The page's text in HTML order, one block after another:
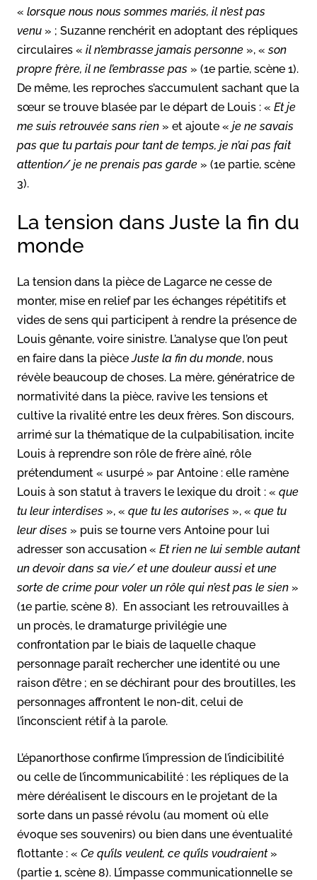
« lorsque nous nous sommes mariés, il n’est pas
venu » ; Suzanne renchérit en adoptant des répliques
circulaires « il n’embrasse jamais personne », «son
propre frère, il ne l’embrasse pas » (1e partie, scène 1).
De même, les reproches s’accumulent sachant que la
sœur se trouve blasée par le départ de Louis : « Et je
me suis retrouvée sans rien » et ajoute « je ne savais
pas que tu partais pour tant de temps, je n’ai pas fait
attention/ je ne prenais pas garde » (1e partie, scène
3).
La tension dans Juste la fin du
monde
La tension dans la pièce de Lagarce ne cesse de
monter, mise en relief par les échanges répétitifs et
vides de sens qui participent à rendre la présence de
Louis gênante, voire sinistre. L’analyse que l’on peut
en faire dans la pièceJuste la fin du monde, nous
révèle beaucoup de choses. La mère, génératrice de
normativité dans la pièce, ravive les tensions et
cultive la rivalité entre les deux frères. Son discours,
arrimé sur la thématique de la culpabilisation, incite
Louis à reprendre son rôle de frère aîné, rôle
prétendument « usurpé » par Antoine : elle ramène
Louis à son statut à travers le lexique du droit : « que
tu leur interdises », « que tu les autorises », « que tu
leur dises » puis se tourne vers Antoine pour lui
adresser son accusation « Et rien ne lui semble autant
un devoir dans sa vie/ et une douleur aussi et une
sorte de crime pour voler un rôle qui n’est pas le sien »
(1e partie, scène 8). En associant les retrouvailles à
un procès, le dramaturge privilégie une
confrontation par le biais de laquelle chaque
personnage paraît rechercher une identité ou une
raison d’être ; en se déchirant pour des broutilles, les
personnages affrontent le non-dit, celui de
l’inconscient rétif à la parole.
L’épanorthose confirme l’impression de l’indicibilité
ou celle de l’incommunicabilité : les répliques de la
mère déréalisent le discours en le projetant de la
sorte dans un passé révolu (au moment où elle
évoque ses souvenirs) ou bien dans une éventualité
flottante : « Ce qu’ils veulent, ce qu’ils voudraient»
(partie 1, scène 8). L’impasse communicationnelle se